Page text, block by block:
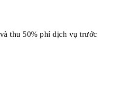
thu 50% phí dịch vụ trước